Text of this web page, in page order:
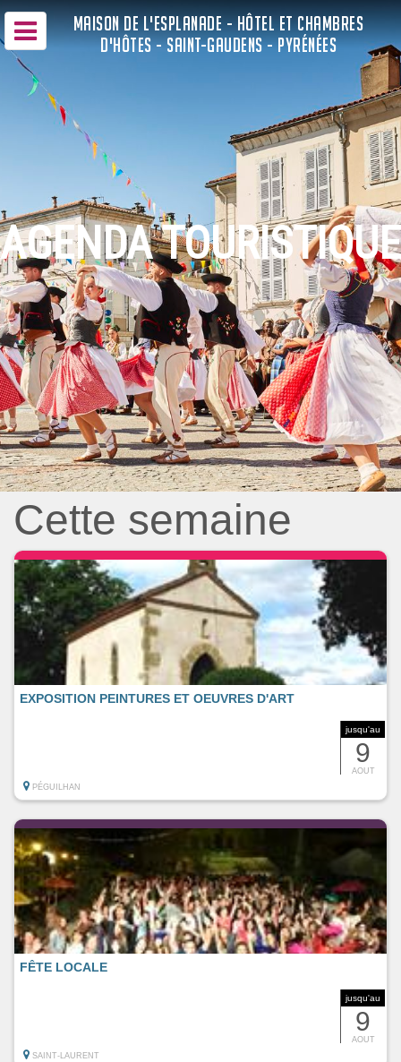
MAISON DE L'ESPLANADE - HÔTEL ET CHAMBRES
D'HÔTES - SAINT-GAUDENS - PYRÉNÉES
AGENDA TOURISTIQUE
Cette semaine
jusqu'au
9
AOUT
EXPOSITION PEINTURES ET OEUVRES D'ART
PÉGUILHAN
jusqu'au
9
AOUT
FÊTE LOCALE
SAINT-LAURENT